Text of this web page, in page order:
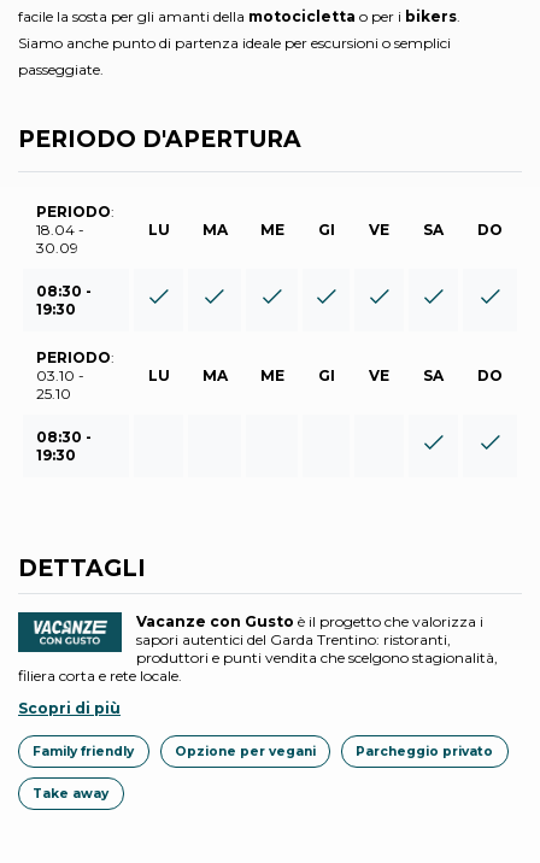
facile la sosta per gli amanti della motocicletta o per i bikers
Siamo anche punto di partenza ideale per escursioni o semplici
passeggiate.
PERIODO D'APERTURA
PERIODO:
18.04 -
30.09
LU MA ME GI VE SA DO
08:30 -
19:30
PERIODO:
03.10 -
25.10
LU MA ME GI VE SA DO
08:30 -
19:30
DETTAGLI
Vacanze con Gusto è il progetto che valorizza i
sapori autentici del Garda Trentino: ristoranti,
produttori e punti vendita che scelgono stagionalità,
filiera corta e rete locale.
Scopri di più
Family friendly Opzione per vegani Parcheggio privato
Take away